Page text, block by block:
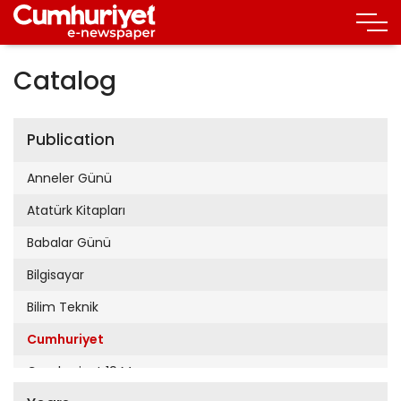
Catalog
Publication
Anneler Günü
Atatürk Kitapları
Babalar Günü
Bilgisayar
Bilim Teknik
Cumhuriyet
Cumhuriyet 19 Mayıs